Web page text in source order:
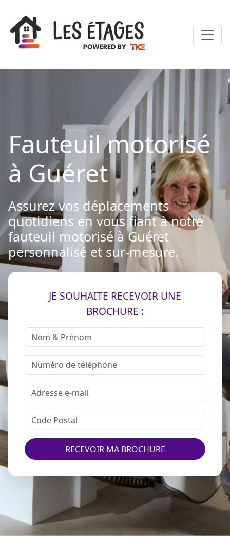
Fauteuil motorisé
à Guéret
Assurez vos déplacements
quotidiens en vous fiant à notre
fauteuil motorisé à Guéret
personnalisé et sur-mesure.
JE SOUHAITE RECEVOIR UNE
BROCHURE :
RECEVOIR MA BROCHURE